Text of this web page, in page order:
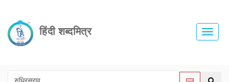
हिंदी शब्दमित्र